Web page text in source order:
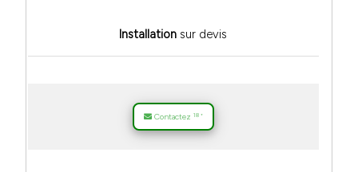
Installation sur devis
Contactez 18 *